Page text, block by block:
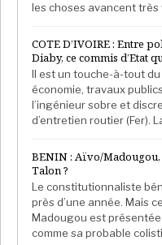
Les experts régionaux
partenaires ont pu
un coup d’État en août
Guinée pourrait être
enclavée et aussi
Afrika Stratégies
les choses avancent
COTE D’IVOIRE : Entre
Diaby, ce commis d’Etat
Il est un touche-à-tout
économie, travaux
l’ingénieur sobre et
d’entretien routier (Fer).
BENIN : Aïvo/
Talon ?
Le constitutionnaliste
près d’une année. Mais
Madougou est
comme sa probable